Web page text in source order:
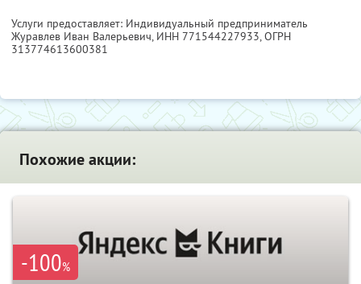
Услуги предоставляет: Индивидуальный предприниматель
Журавлев Иван Валерьевич, ИНН 771544227933, ОГРН
313774613600381
Похожие акции:
-100%